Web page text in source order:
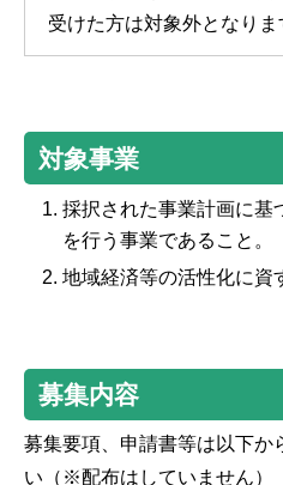
受けた方は対象外となりま
対象事業
採択された事業計画に基
を行う事業であること。
地域経済等の活性化に資
募集内容
募集要項、申請書等は以下か
い（※配布はしていません）